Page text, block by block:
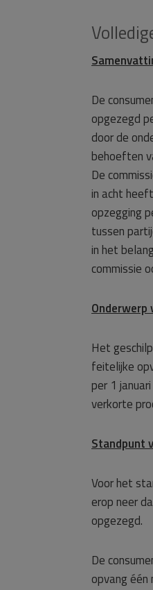
De
opgezegd
door de
behoeften
De
in acht
opzegging
tussen
in het
commissie
Onderwerp
Het
feitelijke
per 1
verkorte
Standpunt
Voor het
erop neer
opgezegd.
De
opvang